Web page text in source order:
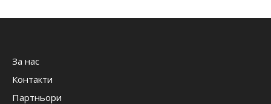
За нас
Контакти
Партньори